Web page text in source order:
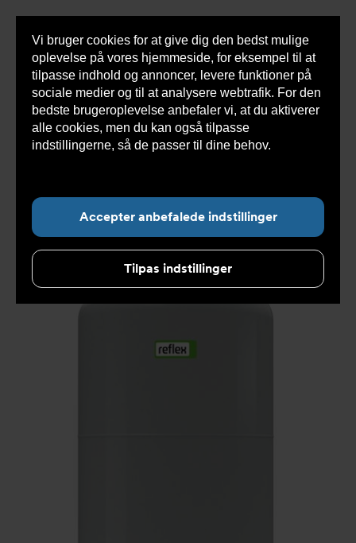
Vi bruger cookies for at give dig den bedst mulige
oplevelse på vores hjemmeside, for eksempel til at
tilpasse indhold og annoncer, levere funktioner på
sociale medier og til at analysere webtrafik. For den
bedste brugeroplevelse anbefaler vi, at du aktiverer
alle cookies, men du kan også tilpasse
indstillingerne, så de passer til dine behov.
Accepter anbefalede indstillinger
Tilpas indstillinger
Du
her:
Armatec > Produkter > Ekspansionssystemer
>
Kompressorstyret
>
Kompressorens sekundære
beholder
> Reflexomat beholder AT8300EF
>